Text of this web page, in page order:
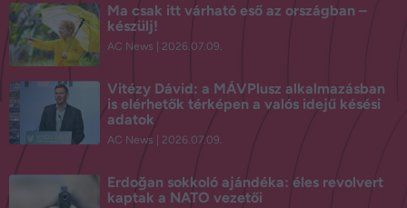
Ma csak itt várható eső az országban –
készülj!
AC News 2026.07.09.
Vitézy Dávid: a MÁVPlusz alkalmazásban
is elérhetők térképen a valós idejű késési
adatok
AC News 2026.07.09.
Erdoğan sokkoló ajándéka: éles revolvert
kaptak a NATO vezetői